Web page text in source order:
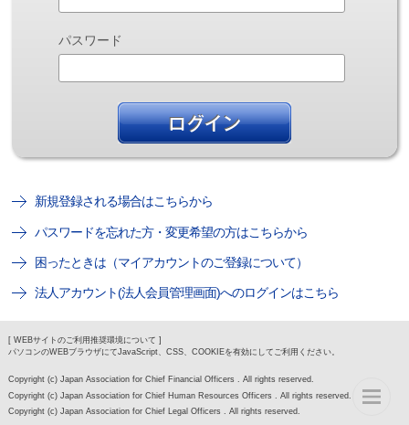
パスワード
新規登録される場合はこちらから
パスワードを忘れた方・変更希望の方はこちらから
困ったときは（マイアカウントのご登録について）
法人アカウント(法人会員管理画面)へのログインはこちら
[ WEBサイトのご利用推奨環境について ]
パソコンのWEBブラウザにてJavaScript、CSS、COOKIEを有効にしてご利用ください。
Copyright (c) Japan Association for Chief Financial Officers . All rights reserved.
Copyright (c) Japan Association for Chief Human Resources Officers . All rights reserved.
Copyright (c) Japan Association for Chief Legal Officers . All rights reserved.